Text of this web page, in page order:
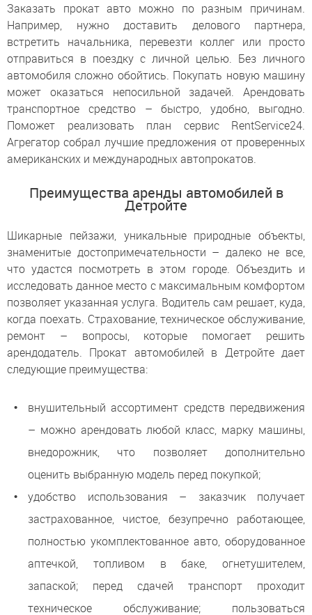
Заказать прокат авто можно по разным причинам.
Например, нужно доставить делового партнера,
встретить начальника, перевезти коллег или просто
отправиться в поездку с личной целью. Без личного
автомобиля сложно обойтись. Покупать новую машину
может оказаться непосильной задачей. Арендовать
транспортное средство – быстро, удобно, выгодно.
Поможет реализовать план сервис RentService24.
Агрегатор собрал лучшие предложения от проверенных
американских и международных автопрокатов.
Преимущества аренды автомобилей в
Детройте
Шикарные пейзажи, уникальные природные объекты,
знаменитые достопримечательности – далеко не все,
что удастся посмотреть в этом городе. Объездить и
исследовать данное место с максимальным комфортом
позволяет указанная услуга. Водитель сам решает, куда,
когда поехать. Страхование, техническое обслуживание,
ремонт – вопросы, которые помогает решить
арендодатель. Прокат автомобилей в Детройте дает
следующие преимущества:
внушительный ассортимент средств передвижения
– можно арендовать любой класс, марку машины,
внедорожник, что позволяет дополнительно
оценить выбранную модель перед покупкой;
удобство использования – заказчик получает
застрахованное, чистое, безупречно работающее,
полностью укомплектованное авто, оборудованное
аптечкой, топливом в баке, огнетушителем,
запаской; перед сдачей транспорт проходит
техническое обслуживание; пользоваться